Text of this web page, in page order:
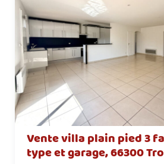
Vente villa plain pied 3
type et garage, 66300